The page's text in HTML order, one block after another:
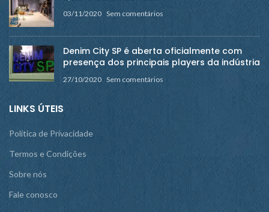
03/11/2020 Sem comentários
Denim City SP é aberta oficialmente com
presença dos principais players da indústria
27/10/2020 Sem comentários
LINKS ÚTEIS
Política de Privacidade
Termos e Condições
Sobre nós
Fale conosco